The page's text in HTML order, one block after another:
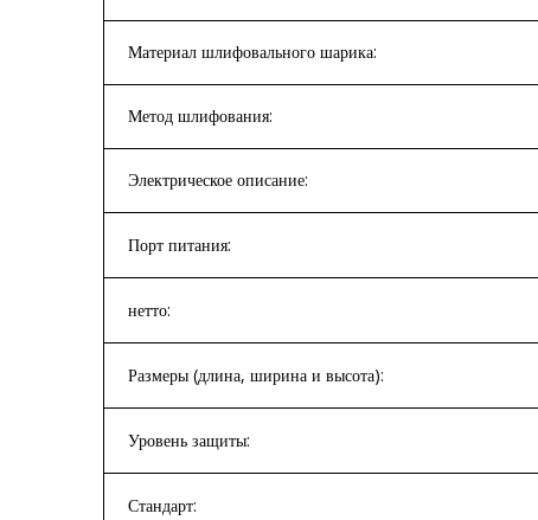
Материал шлифовального шарика:
Метод шлифования:
Электрическое описание:
Порт питания:
нетто:
Размеры (длина, ширина и высота):
Уровень защиты:
Стандарт: